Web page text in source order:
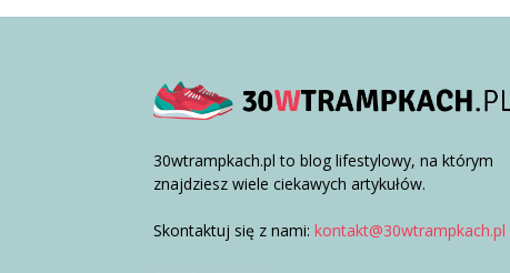
30wtrampkach.pl to blog lifestylowy, na którym
znajdziesz wiele ciekawych artykułów.
Skontaktuj się z nami: kontakt@30wtrampkach.pl